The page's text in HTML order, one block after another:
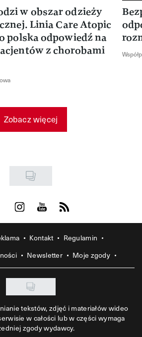
w obszar odzieży
Linia Care Atopic
polska odpowiedź na
z chorobami
Zobacz więcej
us on Facebook
Visit us on Instagram
Visit us on Youtube
Visit us on Rss
Kontakt
Regulamin
Newsletter Moje zgody
tekstów, zdjęć i materiałów wideo
w całości lub w części wymaga
zgody wydawcy.